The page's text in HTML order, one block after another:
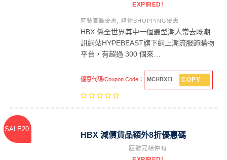
EXPIRED!
時裝首飾優惠 購物SHOPPING優惠
HBX 係全世界其中一個最型潮人常去嘅潮
訊網站HYPEBEAST旗下網上潮流服飾購物
平台，有超過 300 個來…
優惠代碼/Coupon Code： MCHBX11 COPY
SALE20
HBX 減價貨品額外8折優惠碼
距離完結仲有